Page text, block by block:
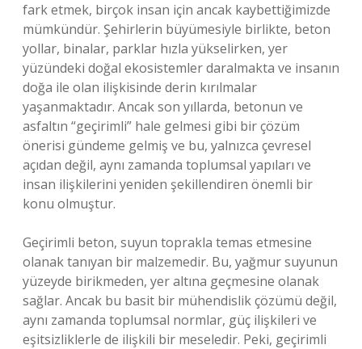
fark etmek, birçok insan için ancak kaybettiğimizde
mümkündür. Şehirlerin büyümesiyle birlikte, beton
yollar, binalar, parklar hızla yükselirken, yer
yüzündeki doğal ekosistemler daralmakta ve insanın
doğa ile olan ilişkisinde derin kırılmalar
yaşanmaktadır. Ancak son yıllarda, betonun ve
asfaltın “geçirimli” hale gelmesi gibi bir çözüm
önerisi gündeme gelmiş ve bu, yalnızca çevresel
açıdan değil, aynı zamanda toplumsal yapıları ve
insan ilişkilerini yeniden şekillendiren önemli bir
konu olmuştur.
Geçirimli beton, suyun toprakla temas etmesine
olanak tanıyan bir malzemedir. Bu, yağmur suyunun
yüzeyde birikmeden, yer altına geçmesine olanak
sağlar. Ancak bu basit bir mühendislik çözümü değil,
aynı zamanda toplumsal normlar, güç ilişkileri ve
eşitsizliklerle de ilişkili bir meseledir. Peki, geçirimli